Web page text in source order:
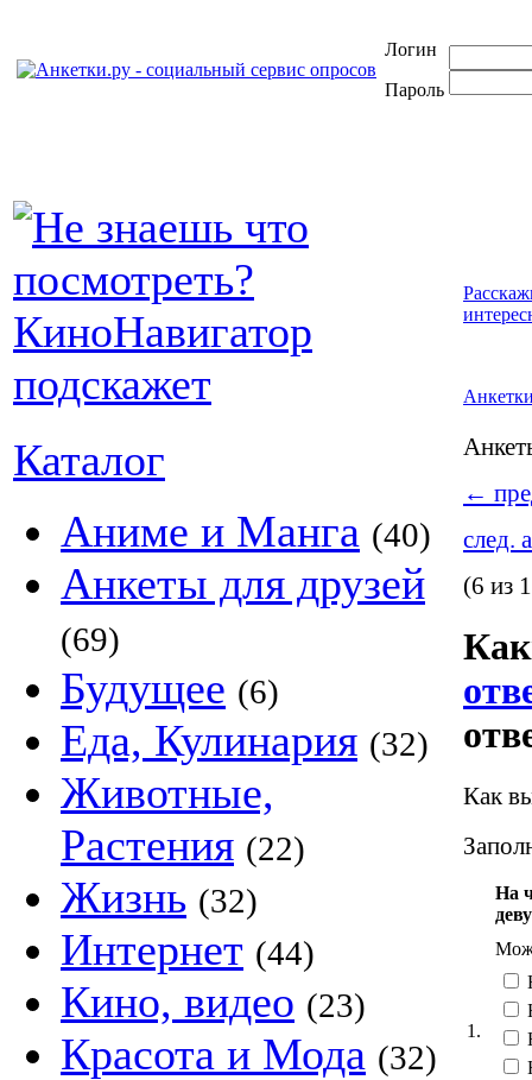
Логин
Пароль
Каталог
Аниме и Манга (40)
Анкеты для друзей
(69)
Будущее (6)
Еда, Кулинария (32)
Животные,
Растения (22)
Жизнь (32)
Интернет (44)
Кино, видео (23)
Красота и Мода (32)
←
след.
(6 из
Как
1.
На